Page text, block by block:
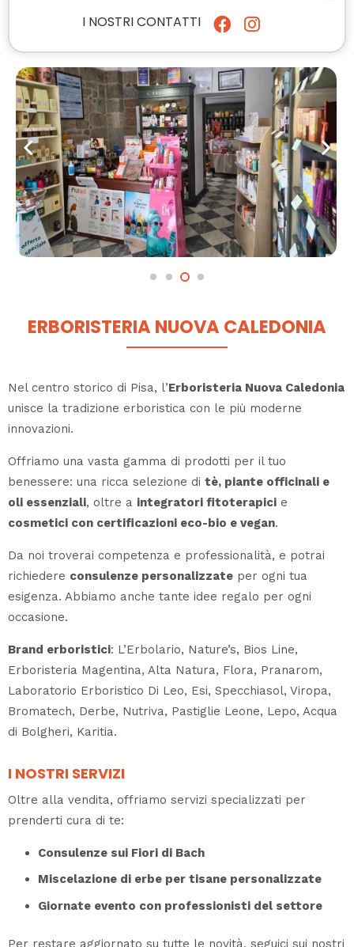
I NOSTRI CONTATTI
ERBORISTERIA NUOVA CALEDONIA
Nel centro storico di Pisa, l’Erboristeria Nuova Caledonia
unisce la tradizione erboristica con le più moderne
innovazioni.
Offriamo una vasta gamma di prodotti per il tuo
benessere: una ricca selezione di tè, piante officinali e
oli essenziali, oltre a integratori fitoterapici e
cosmetici con certificazioni eco-bio e vegan.
Da noi troverai competenza e professionalità, e potrai
richiedere consulenze personalizzate per ogni tua
esigenza. Abbiamo anche tante idee regalo per ogni
occasione.
Brand erboristici: L’Erbolario, Nature’s, Bios Line,
Erboristeria Magentina, Alta Natura, Flora, Pranarom,
Laboratorio Erboristico Di Leo, Esi, Specchiasol, Viropa,
Bromatech, Derbe, Nutriva, Pastiglie Leone, Lepo, Acqua
di Bolgheri, Karitia.
I NOSTRI SERVIZI
Oltre alla vendita, offriamo servizi specializzati per
prenderti cura di te:
Consulenze sui Fiori di Bach
Miscelazione di erbe per tisane personalizzate
Giornate evento con professionisti del settore
Per restare aggiornato su tutte le novità, seguici sui nostri